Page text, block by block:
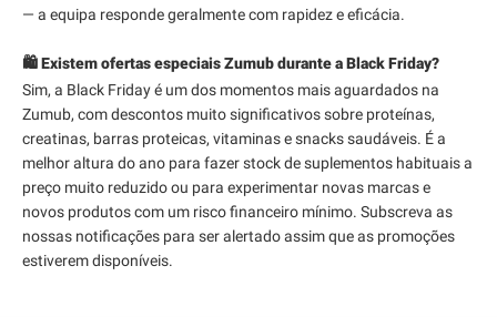
— a equipa responde geralmente com rapidez e eficácia.
🛍️ Existem ofertas especiais Zumub durante a Black Friday?
Sim, a Black Friday é um dos momentos mais aguardados na
Zumub, com descontos muito significativos sobre proteínas,
creatinas, barras proteicas, vitaminas e snacks saudáveis. É a
melhor altura do ano para fazer stock de suplementos habituais a
preço muito reduzido ou para experimentar novas marcas e
novos produtos com um risco financeiro mínimo. Subscreva as
nossas notificações para ser alertado assim que as promoções
estiverem disponíveis.